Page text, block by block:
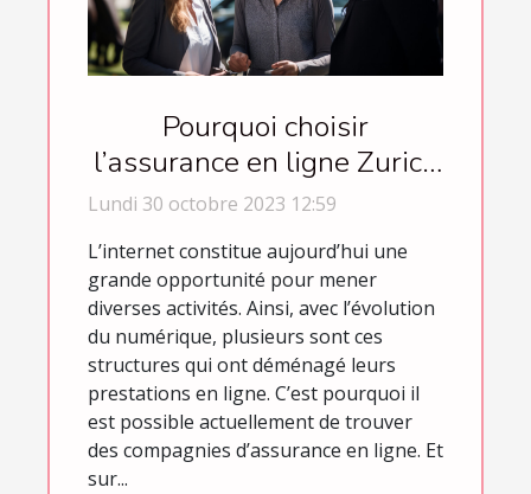
Pourquoi choisir
l’assurance en ligne Zurich
Connect ?
Lundi 30 octobre 2023 12:59
L’internet constitue aujourd’hui une
grande opportunité pour mener
diverses activités. Ainsi, avec l’évolution
du numérique, plusieurs sont ces
structures qui ont déménagé leurs
prestations en ligne. C’est pourquoi il
est possible actuellement de trouver
des compagnies d’assurance en ligne. Et
sur...